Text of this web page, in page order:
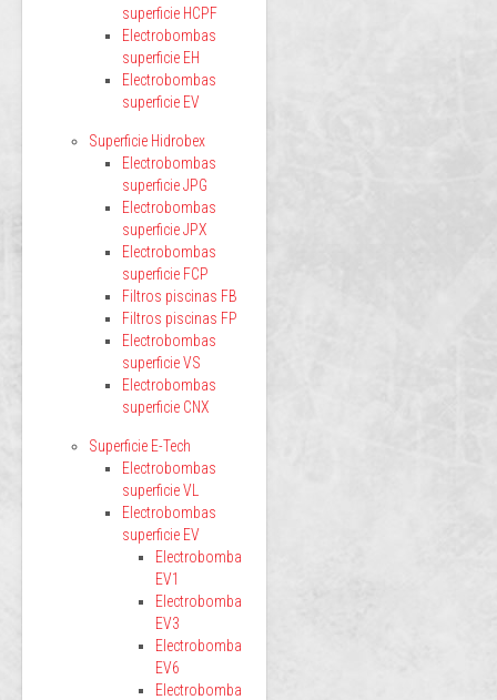
superficie HCPF
Electrobombas
superficie EH
Electrobombas
superficie EV
Superficie Hidrobex
Electrobombas
superficie JPG
Electrobombas
superficie JPX
Electrobombas
superficie FCP
Filtros piscinas FB
Filtros piscinas FP
Electrobombas
superficie VS
Electrobombas
superficie CNX
Superficie E-Tech
Electrobombas
superficie VL
Electrobombas
superficie EV
Electrobomba
EV1
Electrobomba
EV3
Electrobomba
EV6
Electrobomba